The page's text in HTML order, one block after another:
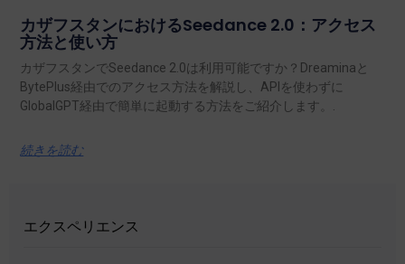
カザフスタンにおけるSeedance 2.0：アクセス
方法と使い方
カザフスタンでSeedance 2.0は利用可能ですか？Dreaminaと
BytePlus経由でのアクセス方法を解説し、APIを使わずに
GlobalGPT経由で簡単に起動する方法をご紹介します。.
続きを読む
エクスペリエンス